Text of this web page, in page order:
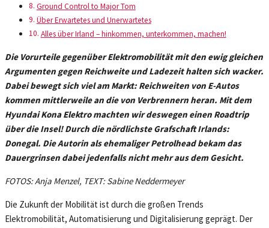
Ground Control to Major Tom
Über Erwartetes und Unerwartetes
Alles über Irland – hinkommen, unterkommen, machen!
Die Vorurteile gegenüber Elektromobilität mit den ewig gleichen
Argumenten gegen Reichweite und Ladezeit halten sich wacker.
Dabei bewegt sich viel am Markt: Reichweiten von E-Autos
kommen mittlerweile an die von Verbrennern heran. Mit dem
Hyundai Kona Elektro machten wir deswegen einen Roadtrip
über die Insel! Durch dienördlichste GrafschaftIrlands:
Donegal. Die Autorin als ehemaliger Petrolhead bekam das
Dauergrinsen dabei jedenfalls nicht mehr aus dem Gesicht.
FOTOS: Anja Menzel, TEXT: Sabine Neddermeyer
Die Zukunft der Mobilität ist durch die großen Trends
Elektromobilität, Automatisierung und Digitalisierung geprägt. Der